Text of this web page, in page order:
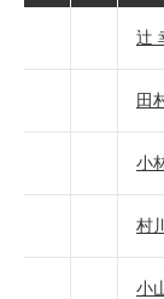
辻
田
小
村
小